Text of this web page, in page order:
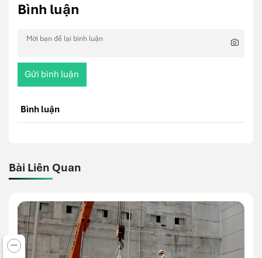
Bình luận
Gửi bình luận
Bình luận
Bài Liên Quan